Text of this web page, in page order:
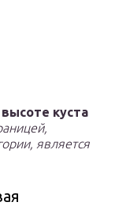
куста
является